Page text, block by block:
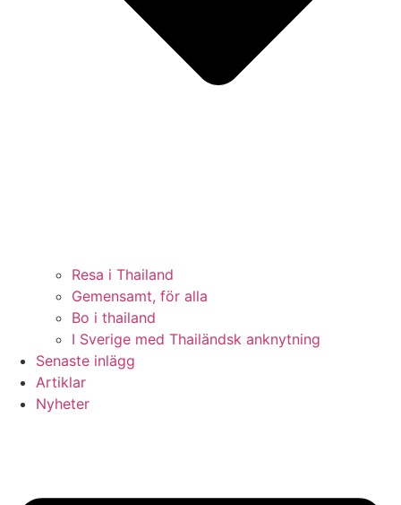
Resa i Thailand
Gemensamt, för alla
Bo i thailand
I Sverige med Thailändsk anknytning
Senaste inlägg
Artiklar
Nyheter